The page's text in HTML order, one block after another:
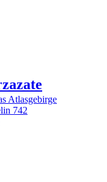
Atlasgebirge
742